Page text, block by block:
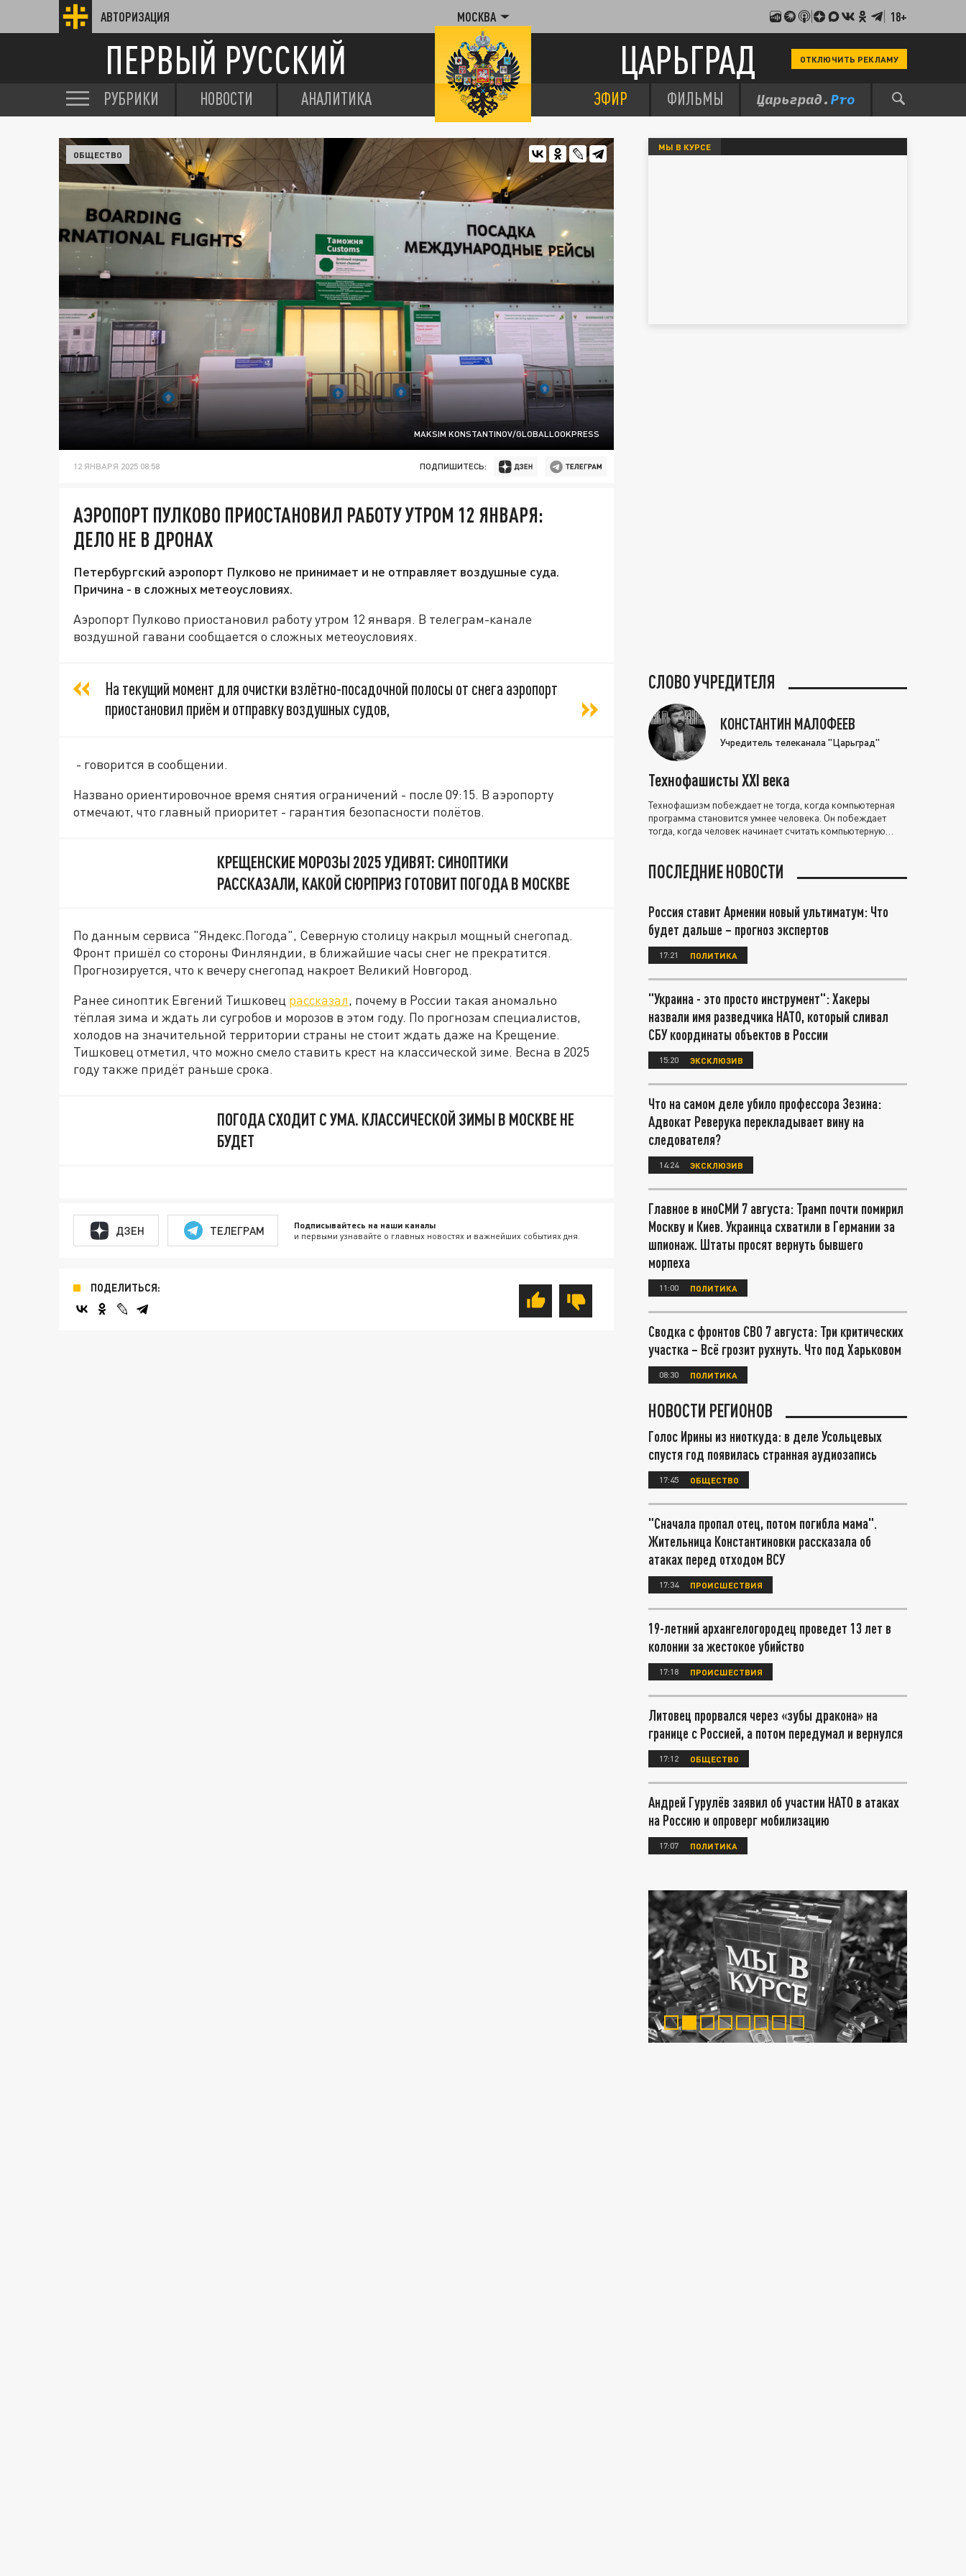
АВТОРИЗАЦИЯ МОСКВА 18+
ПЕРВЫЙ РУССКИЙ ЦАРЬГРАД ОТКЛЮЧИТЬ РЕКЛАМУ
РУБРИКИ НОВОСТИ АНАЛИТИКА ЭФИР ФИЛЬМЫ
MAKSIM KONSTANTINOV/GLOBALLOOKPRESS
ОБЩЕСТВО
12 ЯНВАРЯ 2025 08:58 ПОДПИШИТЕСЬ:
АЭРОПОРТ ПУЛКОВО ПРИОСТАНОВИЛ РАБОТУ УТРОМ 12 ЯНВАРЯ:
ДЕЛО НЕ В ДРОНАХ
Петербургский аэропорт Пулково не принимает и не отправляет воздушные суда.
Причина - в сложных метеоусловиях.
Аэропорт Пулково приостановил работу утром 12 января. В телеграм-канале
воздушной гавани сообщается о сложных метеоусловиях.
На текущий момент для очистки взлётно-посадочной полосы от снега аэропорт
приостановил приём и отправку воздушных судов,
- говорится в сообщении.
Названо ориентировочное время снятия ограничений - после 09:15. В аэропорту
отмечают, что главный приоритет - гарантия безопасности полётов.
КРЕЩЕНСКИЕ МОРОЗЫ 2025 УДИВЯТ: СИНОПТИКИ
РАССКАЗАЛИ, КАКОЙ СЮРПРИЗ ГОТОВИТ ПОГОДА В МОСКВЕ
По данным сервиса "Яндекс.Погода", Северную столицу накрыл мощный снегопад.
Фронт пришёл со стороны Финляндии, в ближайшие часы снег не прекратится.
Прогнозируется, что к вечеру снегопад накроет Великий Новгород.
Ранее синоптик Евгений Тишковец рассказал, почему в России такая аномально
тёплая зима и ждать ли сугробов и морозов в этом году. По прогнозам специалистов,
холодов на значительной территории страны не стоит ждать даже на Крещение.
Тишковец отметил, что можно смело ставить крест на классической зиме. Весна в 2025
году также придёт раньше срока.
ПОГОДА СХОДИТ С УМА. КЛАССИЧЕСКОЙ ЗИМЫ В МОСКВЕ НЕ
БУДЕТ
ДЗЕН ТЕЛЕГРАМ Подписывайтесь на наши каналы
и первыми узнавайте о главных новостях и важнейших событиях дня.
ПОДЕЛИТЬСЯ:
МЫ В КУРСЕ
СЛОВО УЧРЕДИТЕЛЯ
КОНСТАНТИН МАЛОФЕЕВ
Учредитель телеканала "Царьград"
Технофашисты XXI века
Технофашизм побеждает не тогда, когда компьютерная
программа становится умнее человека. Он побеждает
тогда, когда человек начинает считать компьютерную
ПОСЛЕДНИЕ НОВОСТИ
Россия ставит Армении новый ультиматум: Что
будет дальше – прогноз экспертов
17:21 ПОЛИТИКА
"Украина - это просто инструмент": Хакеры
назвали имя разведчика НАТО, который сливал
СБУ координаты объектов в России
15:20 ЭКСКЛЮЗИВ
Что на самом деле убило профессора Зезина:
Адвокат Реверука перекладывает вину на
следователя?
14:24 ЭКСКЛЮЗИВ
Главное в иноСМИ 7 августа: Трамп почти помирил
Москву и Киев. Украинца схватили в Германии за
шпионаж. Штаты просят вернуть бывшего
морпеха
11:00 ПОЛИТИКА
Сводка с фронтов СВО 7 августа: Три критических
участка – Всё грозит рухнуть. Что под Харьковом
08:30 ПОЛИТИКА
НОВОСТИ РЕГИОНОВ
Голос Ирины из ниоткуда: в деле Усольцевых
спустя год появилась странная аудиозапись
17:45 ОБЩЕСТВО
"Сначала пропал отец, потом погибла мама".
Жительница Константиновки рассказала об
атаках перед отходом ВСУ
17:34 ПРОИСШЕСТВИЯ
19-летний архангелогородец проведет 13 лет в
колонии за жестокое убийство
17:18 ПРОИСШЕСТВИЯ
Литовец прорвался через «зубы дракона» на
границе с Россией, а потом передумал и вернулся
17:12 ОБЩЕСТВО
Андрей Гурулёв заявил об участии НАТО в атаках
на Россию и опроверг мобилизацию
17:07 ПОЛИТИКА